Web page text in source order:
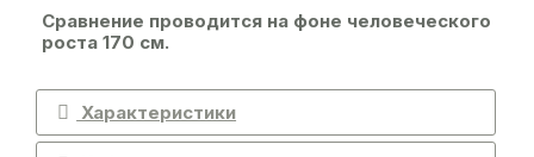
Сравнение проводится на фоне человеческого
роста 170 см.
Характеристики